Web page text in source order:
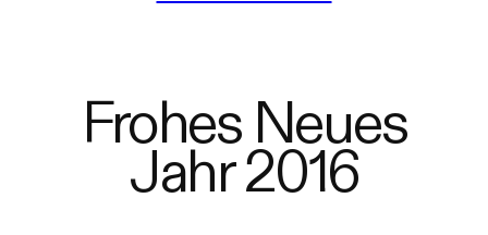
Frohes Neues
Jahr 2016